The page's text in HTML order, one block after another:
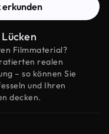
Filmmaterial?
realen
– so können Sie
und Ihren
decken.